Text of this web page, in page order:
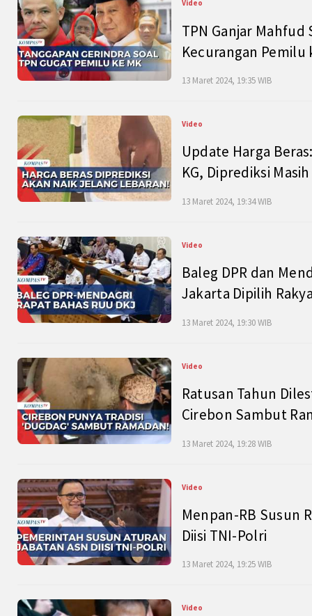
Video
TPN Ganjar Mahfud
Kecurangan Pemilu
13 Maret 2024, 19:35 WIB
Video
Update Harga
KG, Diprediksi
13 Maret 2024, 19:34 WIB
Video
Baleg DPR dan
Jakarta Dipilih
13 Maret 2024, 19:30 WIB
Video
Ratusan Tahun
Cirebon Sambut
13 Maret 2024, 19:28 WIB
Video
Menpan-RB Susun
Diisi TNI-Polri
13 Maret 2024, 19:25 WIB
Video